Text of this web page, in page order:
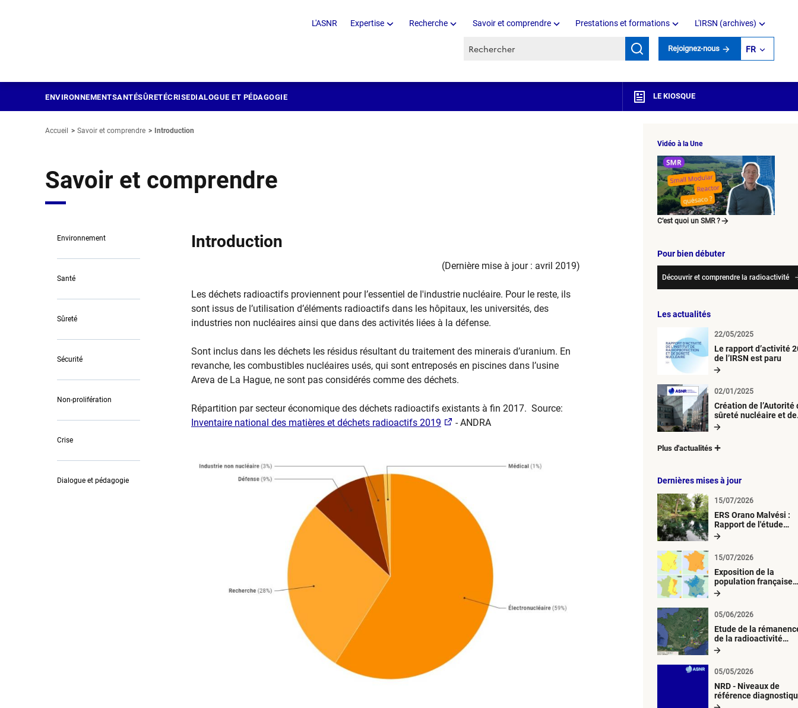
L'ASNR Expertise Recherche Savoir et comprendre Prestations et formations L'IRSN (archives)
Recherche par mots clés Rejoignez-nous FR
ENVIRONNEMENTSANTÉSÛRETÉCRISEDIALOGUE ET PÉDAGOGIE LE KIOSQUE
Accueil Savoir et comprendre Introduction
Savoir et comprendre
Environnement
Santé
Sûreté
Sécurité
Non-prolifération
Crise
Dialogue et pédagogie
Introduction
(Dernière mise à jour : avril 2019​)
​Les déchets radioactifs proviennent pour l’essentiel de l'industrie nucléaire. Pour le reste, ils
sont issus de l’utilisation d’éléments radioactifs dans les hôpitaux, les universités, des
industries non nucléaires ainsi que dans des activités liées à la défense.
Sont inclus dans les déchets les résidus résultant du traitement des minerais d’uranium. En
revanche, les combustibles nucléaires usés, qui sont entreposés en piscines dans l’usine
Areva de La Hague, ne sont pas considérés comme des déchets.
Répartition par secteur économique des déchets radioactifs existants à fin 2017. Source:
Inventaire national des matières et déchets radioactifs 2019
- ANDRA
Vidéo à la Une
C’est quoi un SMR ?
Pour bien débuter
Découvrir et comprendre la radioactivité
Les actualités
Le rapport d’activité
de l’IRSN est paru
22/05/2025
Création de l’Autorité
sûreté nucléaire et de
radioprotection
02/01/2025
Plus d'actualités
Dernières mises à jour
ERS Orano Malvési :
Rapport de l'étude
radiologique du
15/07/2026
Exposition de la
population française
métropolitaine aux
atmosphériques
radioactives depuis
15/07/2026
Etude de la
de la radioactivité
d’origine artificielle
05/06/2026
NRD - Niveaux de
référence
05/05/2026